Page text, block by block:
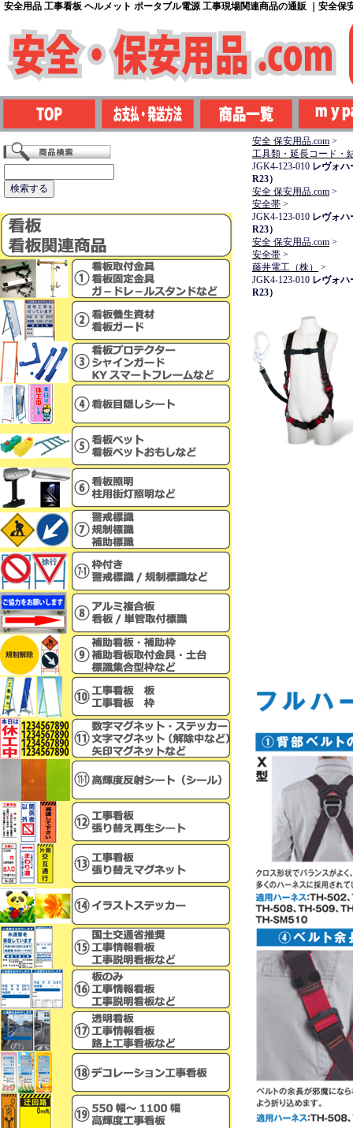
安全用品 工事看板 ヘルメット ポータブル電源 工事現場関連商品の通販 ｜安全保
安全 保安用品.com >
工具類・延長コード・
JGK4-123-010 レヴォ
R23）
安全 保安用品.com >
安全帯 >
JGK4-123-010 レヴォ
R23）
安全 保安用品.com >
安全帯 >
藤井電工（株）
>
JGK4-123-010 レヴォ
R23）